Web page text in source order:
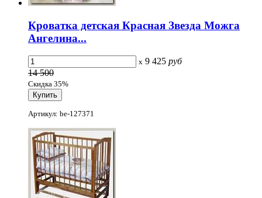
Кроватка детская Красная Звезда Можга
Ангелина...
x 9 425 руб
14 500
Скидка 35%
Артикул: be-127371